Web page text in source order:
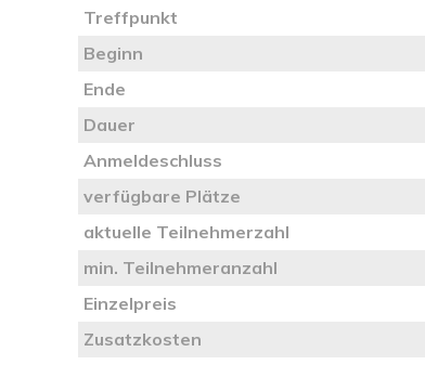
Treffpunkt
Beginn
Ende
Dauer
Anmeldeschluss
verfügbare Plätze
aktuelle Teilnehmerzahl
min. Teilnehmeranzahl
Einzelpreis
Zusatzkosten